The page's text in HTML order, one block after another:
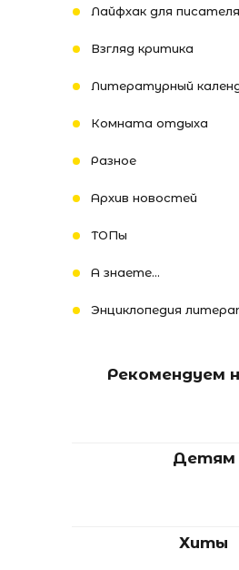
Лайфхак для писателя
Взгляд критика
Литературный
Комната отдыха
Разное
Архив новостей
ТОПы
А знаете...
Энциклопедия
Рекомендуем
Детям
Хиты